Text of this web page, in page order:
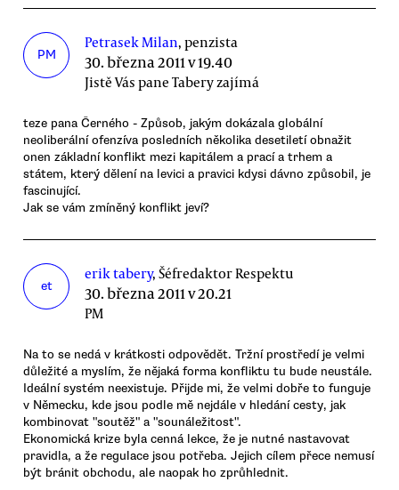
PM
Petrasek Milan, penzista
30. března 2011 v 19.40
Jistě Vás pane Tabery zajímá
teze pana Černého - Způsob, jakým dokázala globální
neoliberální ofenzíva posledních několika desetiletí obnažit
onen základní konflikt mezi kapitálem a prací a trhem a
státem, který dělení na levici a pravici kdysi dávno způsobil, je
fascinující.
Jak se vám zmíněný konflikt jeví?
et
erik tabery, Šéfredaktor Respektu
30. března 2011 v 20.21
PM
Na to se nedá v krátkosti odpovědět. Tržní prostředí je velmi
důležité a myslím, že nějaká forma konfliktu tu bude neustále.
Ideální systém neexistuje. Přijde mi, že velmi dobře to funguje
v Německu, kde jsou podle mě nejdále v hledání cesty, jak
kombinovat "soutěž" a "sounáležitost".
Ekonomická krize byla cenná lekce, že je nutné nastavovat
pravidla, a že regulace jsou potřeba. Jejich cílem přece nemusí
být bránit obchodu, ale naopak ho zprůhlednit.